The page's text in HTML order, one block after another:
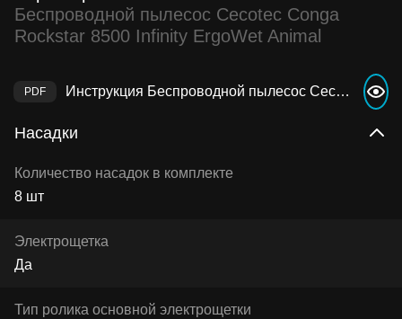
Беспроводной пылесос Cecotec Conga
Rockstar 8500 Infinity ErgoWet Animal
Инструкция Беспроводной пылесос Cecotec Conga Rockstar 8500 Infinity ErgoWet Animal
Насадки
Количество насадок в комплекте
8 шт
Электрощетка
Да
Тип ролика основной электрощетки